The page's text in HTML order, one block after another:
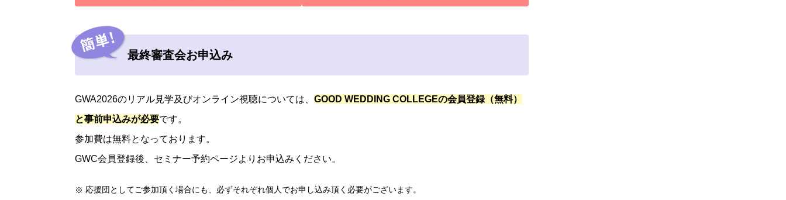
最終審査会お申込み
GWA2026のリアル見学及びオンライン視聴については、 GOOD WEDDING COLLEGEの会員登録（無料）
と事前申込みが必要です。
参加費は無料となっております。
GWC会員登録後、セミナー予約ページよりお申込みください。
応援団としてご参加頂く場合にも、必ずそれぞれ個人でお申し込み頂く必要がございます。